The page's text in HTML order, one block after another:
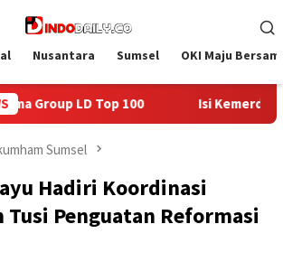
Nusantara Sumsel OKI Maju
dengan Kepedulian, Lapas
Sumsel
Hadiri Koordinasi
Tusi Penguatan Reformasi